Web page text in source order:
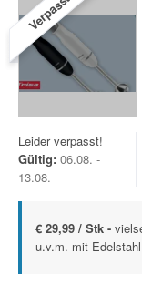
Verpasst!
Leider verpasst!
Gültig: 06.08. -
13.08.
€ 29,99 / Stk -
u.v.m. mit